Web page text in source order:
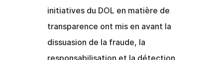
initiatives du DOL en matière de
transparence ont mis en avant la
dissuasion de la fraude, la